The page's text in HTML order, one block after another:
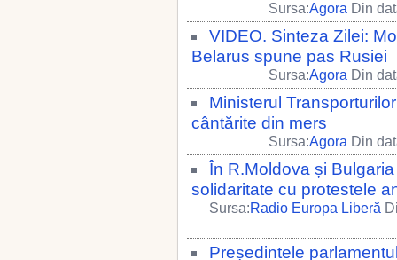
Sursa:Agora Din
VIDEO. Sinteza Zilei:
Belarus spune pas Rusiei
Sursa:Agora Din
Ministerul
cântărite din mers
Sursa:Agora Din
În R.Moldova și
solidaritate cu protestele
Sursa:Radio Europa Liberă
Președintele